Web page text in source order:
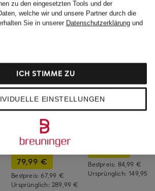
MRS & HUGS
Pullover mit
Cashmere
79,99 €
Bestpreis:67,99 €
Ursprünglich: 289,99 €
Bestpreis: 84,99 €
Ursprünglich:149,95 €
zu den eingesetzten Tools und der
welche wir und unsere Partner durch die
Sie in unserer Datenschutzerklärungund
EINSTELLUNGEN
ICH STIMME ZU